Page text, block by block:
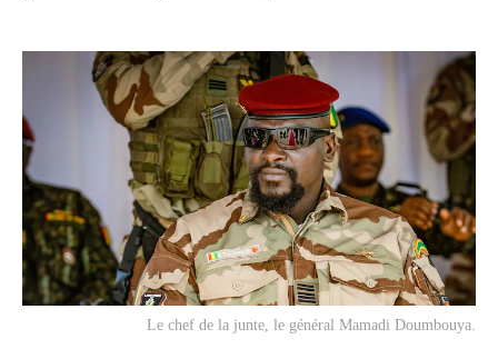
Le chef de la junte, le général Mamadi Doumbouya.